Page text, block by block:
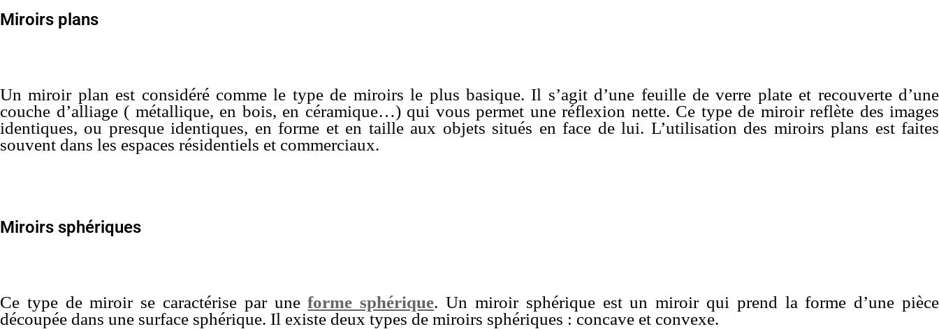
Miroirs plans
Un miroir plan est considéré comme le type de miroirs le plus basique. Il s’agit d’une feuille de verre plate et recouverte d’une
couche d’alliage ( métallique, en bois, en céramique…) qui vous permet une réflexion nette. Ce type de miroir reflète des images
identiques, ou presque identiques, en forme et en taille aux objets situés en face de lui. L’utilisation des miroirs plans est faites
souvent dans les espaces résidentiels et commerciaux.
Miroirs sphériques
Ce type de miroir se caractérise par uneforme sphérique. Un miroir sphérique est un miroir qui prend la forme d’une pièce
découpée dans une surface sphérique. Il existe deux types de miroirs sphériques : concave et convexe.